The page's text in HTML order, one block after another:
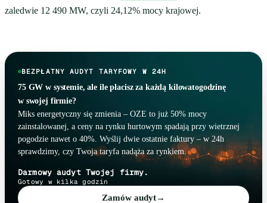
zaledwie 12 490 MW, czyli 24,12% mocy krajowej.
BEZPŁATNY AUDYT TARYFOWY W 24H
75 GW w systemie, ale ile płacisz za każdą kilowatogodzinę
w swojej firmie?
Miks energetyczny się zmienia – OZE to już 50% mocy
zainstalowanej, a ceny na rynku hurtowym spadają przy wietrznej
pogodzie nawet o 40%. Wyślij dwie ostatnie faktury – w 24h
sprawdzimy, czy Twoja taryfa nadąża za rynkiem.
Zamów audyt→
Darmowy audyt Twojej firmy.
Gotowy w kilka godzin